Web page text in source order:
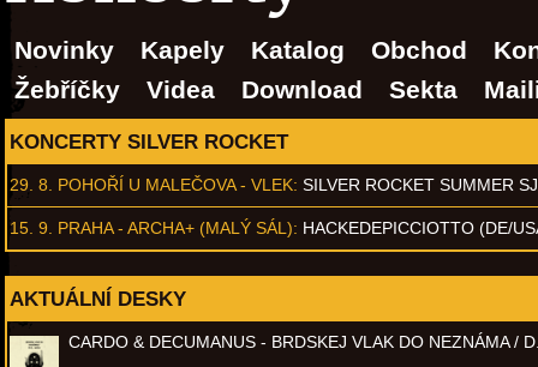
Novinky Kapely Katalog Obchod
Žebříčky
Videa Download Sekta
KONCERTY SILVER ROCKET
29. 8. POHOŘÍ U MALEČOVA - VLEK: SILVER ROCKET SUMMER
15. 9. PRAHA - ARCHA+ (MALÝ SÁL): HACKEDEPICCIOTTO (DE/
AKTUÁLNÍ DESKY
CARDO & DECUMANUS - BRDSKEJ VLAK DO NEZNÁMA /